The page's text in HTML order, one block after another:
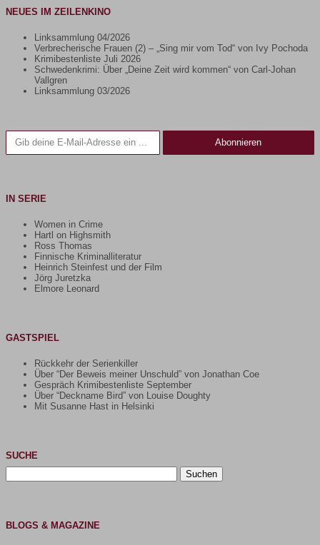
NEUES IM ZEILENKINO
Linksammlung 04/2026
Verbrecherische Frauen (2) – „Sing mir vom Tod“ von Ivy Pochoda
Krimibestenliste Juli 2026
Schwedenkrimi: Über „Deine Zeit wird kommen“ von Carl-Johan
Vallgren
Linksammlung 03/2026
Gib deine E-Mail-Adresse ein ...
Abonnieren
IN SERIE
Women in Crime
Hartl on Highsmith
Ross Thomas
Finnische Kriminalliteratur
Heinrich Steinfest und der Film
Jörg Juretzka
Elmore Leonard
GASTSPIEL
Rückkehr der Serienkiller
Über “Der Beweis meiner Unschuld” von Jonathan Coe
Gespräch Krimibestenliste September
Über “Deckname Bird” von Louise Doughty
Mit Susanne Hast in Helsinki
SUCHE
nach:
BLOGS & MAGAZINE